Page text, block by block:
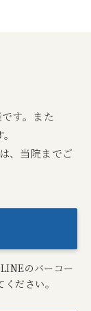
す。また
、当院までご
のバーコー
ださい。